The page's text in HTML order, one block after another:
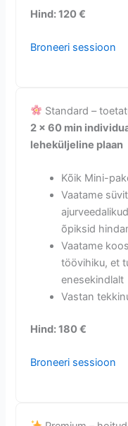
Hind: 120 €
Broneeri sessioon
Standard –
2 × 60 min
leheküljeline plaan
Kõik Mini-
Vaatame
õpiksid
Vaatame
töövihiku, et
enesekindlalt
Vastan
Hind: 180 €
Broneeri sessioon